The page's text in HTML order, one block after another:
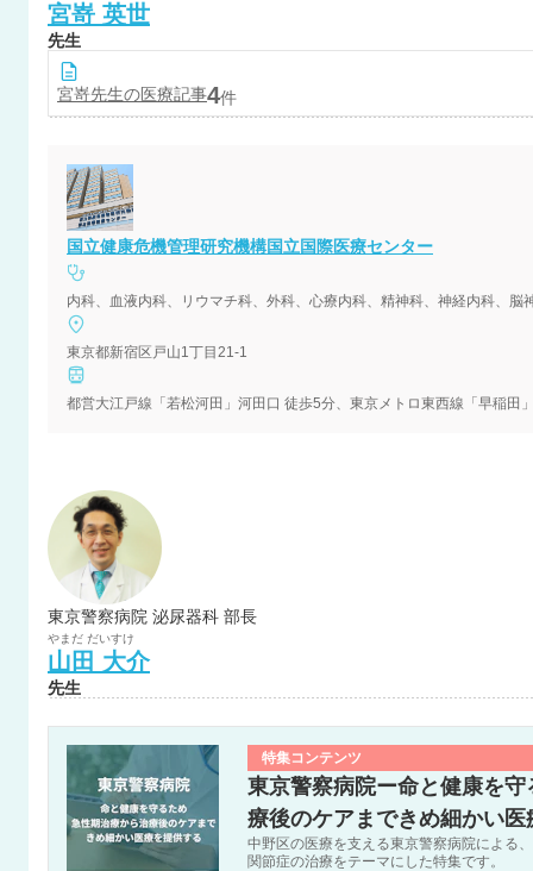
宮嵜 英世
先生
宮嵜先生の医療記事4件
国立健康危機管理研究機構国立国際医療センター
内科、血液内科、リウマチ科、外科、心療内科、精神科、神経内科、
東京都新宿区戸山1丁目21-1
都営大江戸線「若松河田」河田口 徒歩5分、東京メトロ東西線「早稲田
東京警察病院 泌尿器科 部長
やまだ だいすけ
山田 大介
先生
特集コンテンツ
東京警察病院ー命と健康を
療後のケアまできめ細かい医
中野区の医療を支える東京警察病院による
関節症の治療をテーマにした特集です。